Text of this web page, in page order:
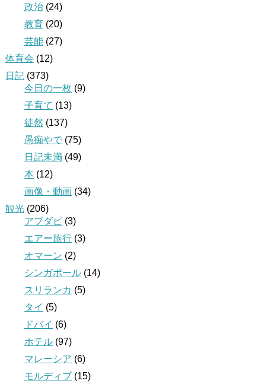
政治 (24)
教育 (20)
芸能 (27)
体育会 (12)
日記 (373)
今日の一枚 (9)
子育て (13)
徒然 (137)
愚痴やで (75)
日記未満 (49)
本 (12)
画像・動画 (34)
観光 (206)
アブダビ (3)
エアー旅行 (3)
オマーン (2)
シンガポール (14)
スリランカ (5)
タイ (5)
ドバイ (6)
ホテル (97)
マレーシア (6)
モルディブ (15)